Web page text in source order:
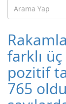
farklı
pozitif
765